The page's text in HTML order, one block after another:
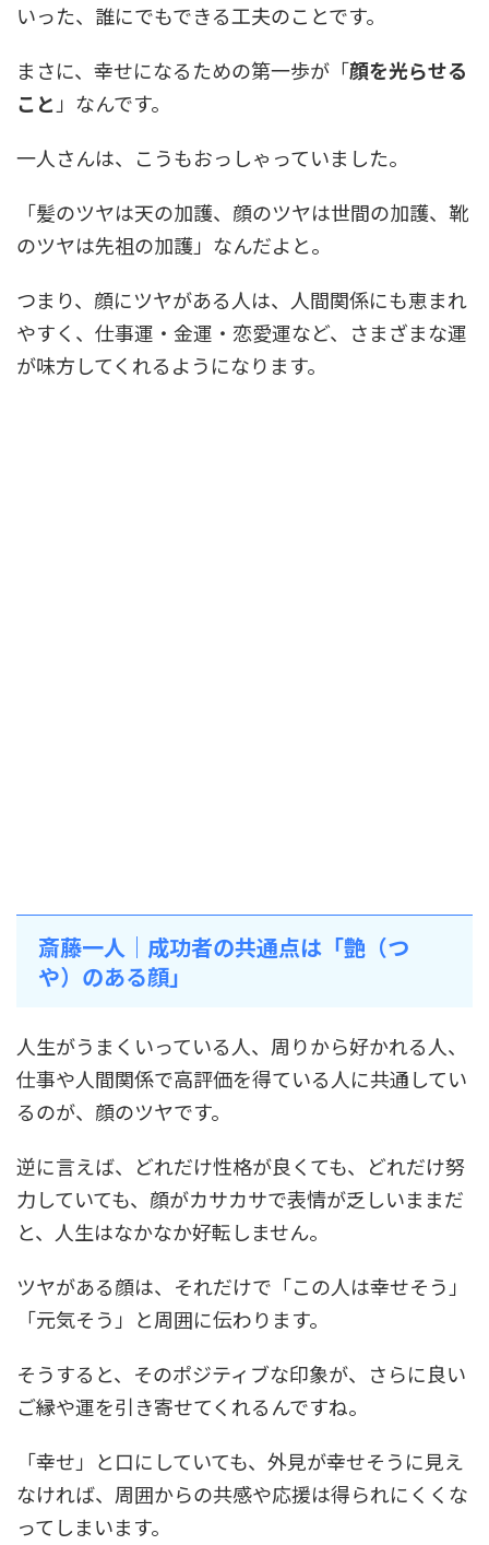
いった、誰にでもできる工夫のことです。
まさに、幸せになるための第一歩が「顔を光らせる
こと 」なんです。
一人さんは、こうもおっしゃっていました。
「髪のツヤは天の加護、顔のツヤは世間の加護、靴
のツヤは先祖の加護」なんだよと。
つまり、顔にツヤがある人は、人間関係にも恵まれ
やすく、仕事運・金運・恋愛運など、さまざまな運
が味方してくれるようになります。
斎藤一人｜成功者の共通点は「艶（つ
や）のある顔」
人生がうまくいっている人、周りから好かれる人、
仕事や人間関係で高評価を得ている人に共通してい
るのが、顔のツヤです。
逆に言えば、どれだけ性格が良くても、どれだけ努
力していても、顔がカサカサで表情が乏しいままだ
と、人生はなかなか好転しません。
ツヤがある顔は、それだけで「この人は幸せそう」
「元気そう」と周囲に伝わります。
そうすると、そのポジティブな印象が、さらに良い
ご縁や運を引き寄せてくれるんですね。
「幸せ」と口にしていても、外見が幸せそうに見え
なければ、周囲からの共感や応援は得られにくくな
ってしまいます。